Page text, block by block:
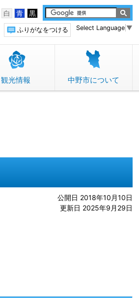
白 青 黒
Select Language ▼
ふりがなをつける
観光情報 中野市について
公開日 2018年10月10日
更新日 2025年9月29日